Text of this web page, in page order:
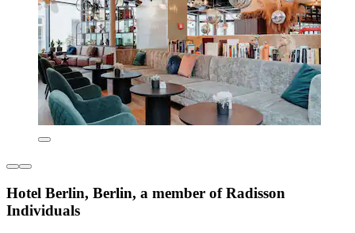
Hotel Berlin, Berlin, a member of Radisson
Individuals